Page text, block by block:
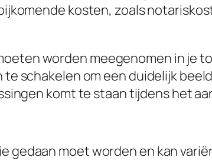
kosten, zoals
worden meegenomen in je
schakelen om een duidelijk
komt te staan tijdens het
gedaan moet worden en kan